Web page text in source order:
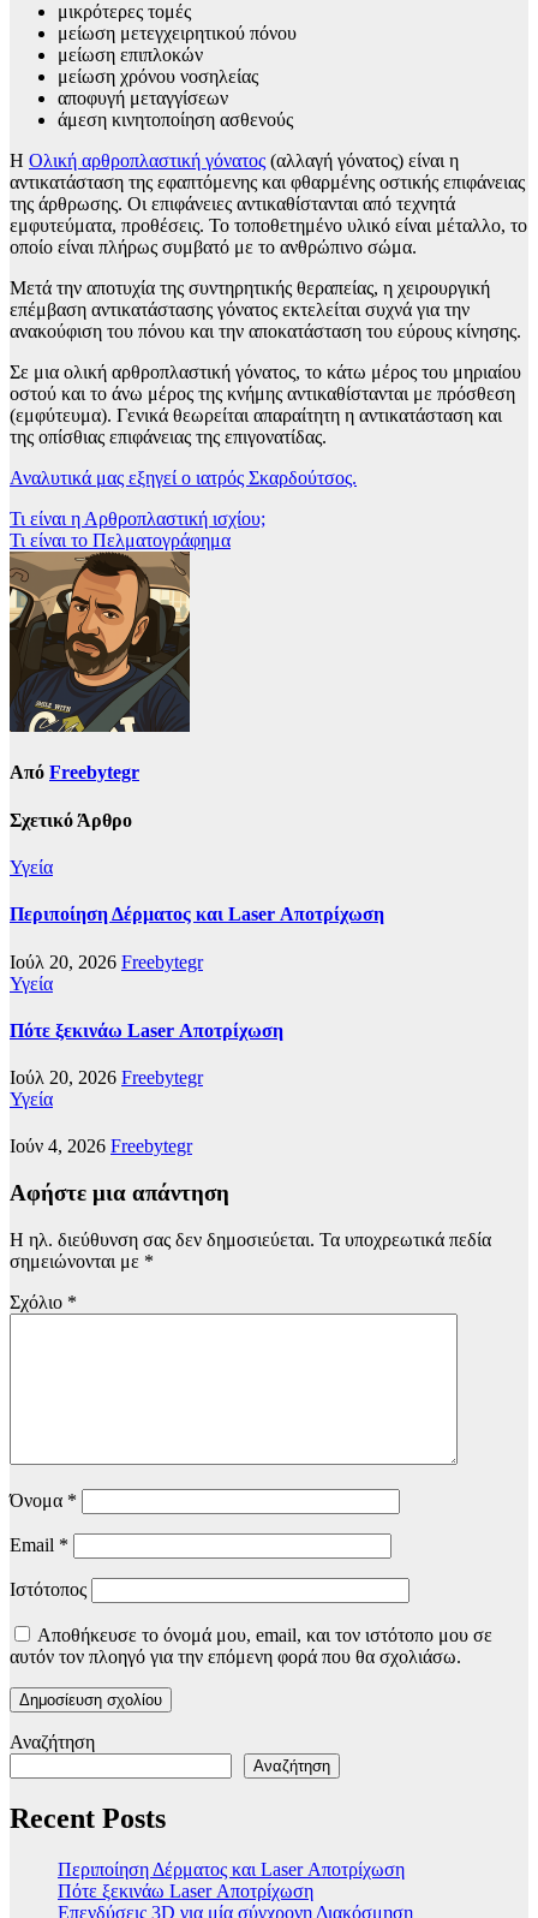
μικρότερες τομές
μείωση μετεγχειρητικού πόνου
μείωση επιπλοκών
μείωση χρόνου νοσηλείας
αποφυγή μεταγγίσεων
άμεση κινητοποίηση ασθενούς
Η Ολική αρθροπλαστική γόνατος (αλλαγή γόνατος) είναι η
αντικατάσταση της εφαπτόμενης και φθαρμένης οστικής επιφάνειας
της άρθρωσης. Οι επιφάνειες αντικαθίστανται από τεχνητά
εμφυτεύματα, προθέσεις. Το τοποθετημένο υλικό είναι μέταλλο, το
οποίο είναι πλήρως συμβατό με το ανθρώπινο σώμα.
Μετά την αποτυχία της συντηρητικής θεραπείας, η χειρουργική
επέμβαση αντικατάστασης γόνατος εκτελείται συχνά για την
ανακούφιση του πόνου και την αποκατάσταση του εύρους κίνησης.
Σε μια ολική αρθροπλαστική γόνατος, το κάτω μέρος του μηριαίου
οστού και το άνω μέρος της κνήμης αντικαθίστανται με πρόσθεση
(εμφύτευμα). Γενικά θεωρείται απαραίτητη η αντικατάσταση και
της οπίσθιας επιφάνειας της επιγονατίδας.
Αναλυτικά μας εξηγεί ο ιατρός Σκαρδούτσος.
Πλοήγηση
άρθρων
Τι είναι η Αρθροπλαστική ισχίου;
Τι είναι το Πελματογράφημα
Από Freebytegr
Σχετικό Άρθρο
Υγεία
Περιποίηση Δέρματος και Laser Αποτρίχωση
Ιούλ 20, 2026 Freebytegr
Υγεία
Πότε ξεκινάω Laser Αποτρίχωση
Ιούλ 20, 2026 Freebytegr
Υγεία
Ιούν 4, 2026 Freebytegr
Αφήστε μια απάντηση
Η ηλ. διεύθυνση σας δεν δημοσιεύεται. Τα υποχρεωτικά πεδία
σημειώνονται με *
Σχόλιο *
Όνομα *
Email *
Ιστότοπος
Αποθήκευσε το όνομά μου, email, και τον ιστότοπο μου σε
αυτόν τον πλοηγό για την επόμενη φορά που θα σχολιάσω.
Αναζήτηση
Αναζήτηση
Recent Posts
Περιποίηση Δέρματος και Laser Αποτρίχωση
Πότε ξεκινάω Laser Αποτρίχωση
Επενδύσεις 3D για μία σύγχρονη Διακόσμηση